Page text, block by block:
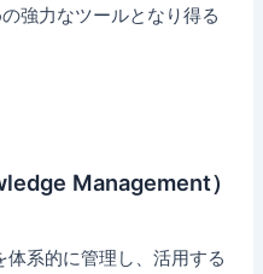
強力なツールとなり得る
Management）
系的に管理し、活用する